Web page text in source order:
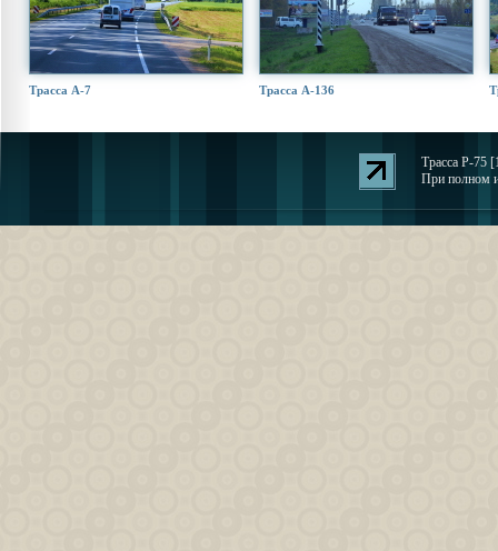
Трасса А-7 Трасса А-136
Трасса Р-75
При полном